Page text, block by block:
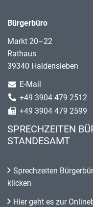
Bürgerbüro
Markt 20–22
Rathaus
39340 Haldensleben
E-Mail
+49 3904 479 2512
+49 3904 479 2599
SPRECHZEITEN
STANDESAMT
Sprechzeiten
klicken
Hier geht es zur